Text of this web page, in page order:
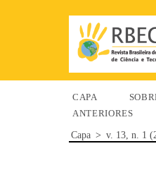
CAPA
ANTERIORES
Capa > v. 13, n. 1